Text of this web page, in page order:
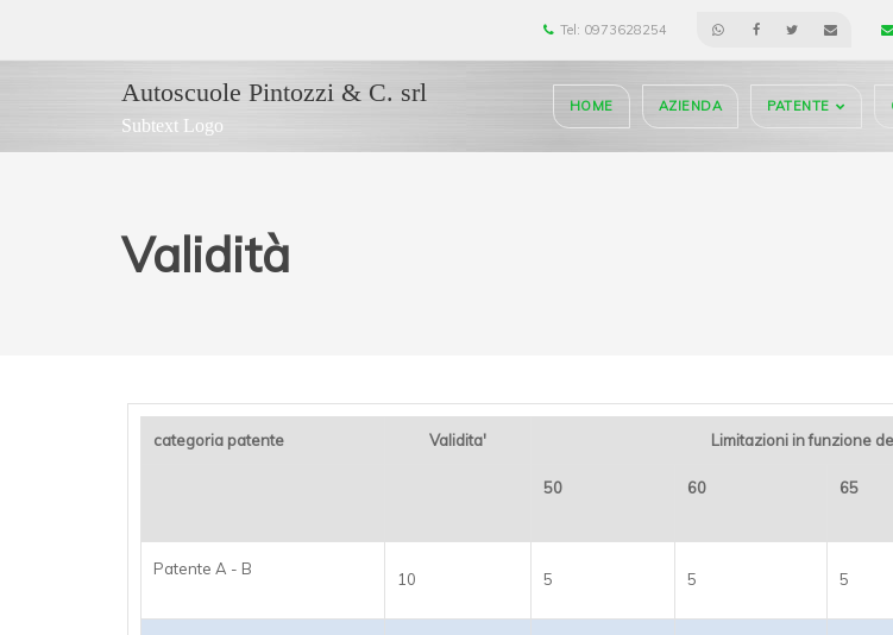
Tel: 0973628254
Autoscuole Pintozzi & C. srl
Subtext Logo
HOME AZIENDA PATENTE
Validità
categoria patente Validita' Limitazioni in funzione
50 60 65
Patente A - B
10 5 5 5